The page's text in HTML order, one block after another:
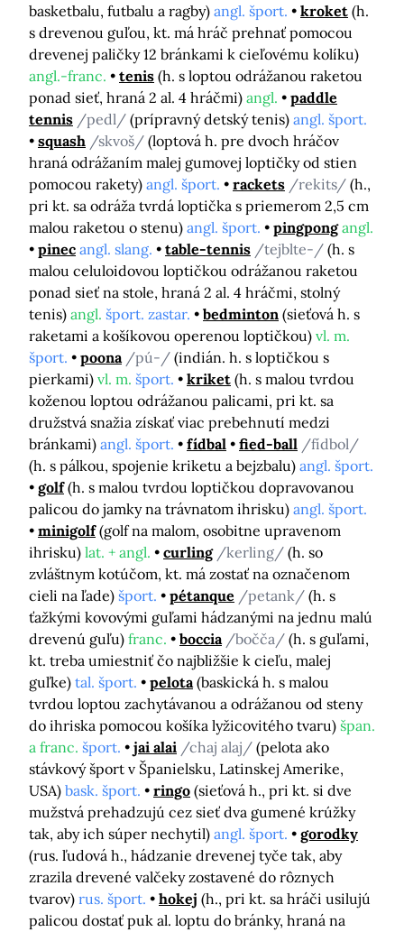
basketbalu, futbalu a ragby) angl. šport. kroket (h.
s drevenou guľou, kt. má hráč prehnať pomocou
drevenej paličky 12 bránkami k cieľovému kolíku)
angl.-franc.
tenis (h. s loptou odrážanou raketou
ponad sieť, hraná 2 al. 4 hráčmi) angl.
paddle
tennis /pedl/ (prípravný detský tenis) angl. šport.
squash /skvoš/ (loptová h. pre dvoch hráčov
hraná odrážaním malej gumovej loptičky od stien
pomocou rakety) angl. šport. rackets /rekits/ (h.,
pri kt. sa odráža tvrdá loptička s priemerom 2,5 cm
malou raketou o stenu) angl. šport. pingpong angl.
pinec angl. slang. table-tennis /tejblte-/ (h. s
malou celuloidovou loptičkou odrážanou raketou
ponad sieť na stole, hraná 2 al. 4 hráčmi, stolný
tenis) angl. šport. zastar. bedminton (sieťová h. s
raketami a košíkovou operenou loptičkou) vl. m.
šport.
poona /pú-/ (indián. h. s loptičkou s
pierkami) vl. m. šport. kriket (h. s malou tvrdou
koženou loptou odrážanou palicami, pri kt. sa
družstvá snažia získať viac prebehnutí medzi
bránkami) angl. šport. fídbal fied-ball /fídbol/
(h. s pálkou, spojenie kriketu a bejzbalu) angl. šport.
golf (h. s malou tvrdou loptičkou dopravovanou
palicou do jamky na trávnatom ihrisku) angl. šport.
minigolf (golf na malom, osobitne upravenom
ihrisku) lat. + angl. curling /kerling/ (h. so
zvláštnym kotúčom, kt. má zostať na označenom
cieli na ľade) šport. pétanque /petank/ (h. s
ťažkými kovovými guľami hádzanými na jednu malú
drevenú guľu) franc. boccia /bočča/ (h. s guľami,
kt. treba umiestniť čo najbližšie k cieľu, malej
guľke) tal. šport. pelota (baskická h. s malou
tvrdou loptou zachytávanou a odrážanou od steny
do ihriska pomocou košíka lyžicovitého tvaru) špan.
a franc. šport. jai alai /chaj alaj/ (pelota ako
stávkový šport v Španielsku, Latinskej Amerike,
USA) bask. šport. ringo (sieťová h., pri kt. si dve
mužstvá prehadzujú cez sieť dva gumené krúžky
tak, aby ich súper nechytil) angl. šport.
gorodky
(rus. ľudová h., hádzanie drevenej tyče tak, aby
zrazila drevené valčeky zostavené do rôznych
tvarov) rus. šport. hokej (h., pri kt. sa hráči usilujú
palicou dostať puk al. loptu do bránky, hraná na